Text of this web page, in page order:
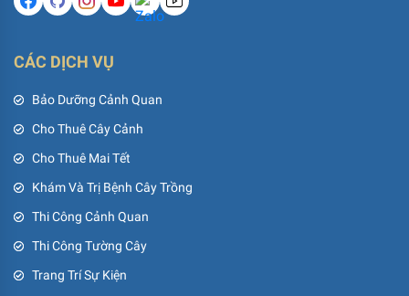
CÁC DỊCH VỤ
Bảo Dưỡng Cảnh Quan
Cho Thuê Cây Cảnh
Cho Thuê Mai Tết
Khám Và Trị Bệnh Cây Trồng
Thi Công Cảnh Quan
Thi Công Tường Cây
Trang Trí Sự Kiện